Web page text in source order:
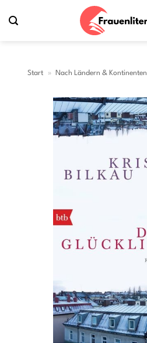
Inhalt
Start » Nach Ländern & Kontinenten